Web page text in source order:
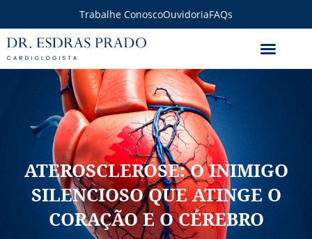
Trabalhe ConoscoOuvidoriaFAQs
ATEROSCLEROSE: O INIMIGO
SILENCIOSO QUE ATINGE O
CORAÇÃO E O CÉREBRO